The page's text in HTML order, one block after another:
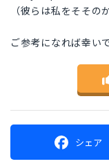
（彼らは私をそその
ご参考になれば幸いで
シェア